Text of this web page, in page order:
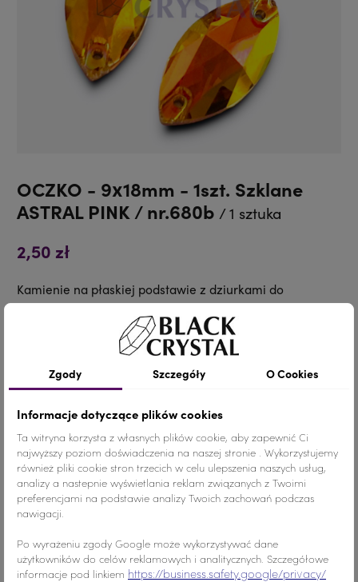
OCZKO - 9x18mm - 1szt. Szklane
ASTRAL PINK / nr.680b / 1 sztuka
2,50 zł
Kamienie na płaskiej podstawie z dziurkami do
przyszycia.
Szczegóły produktu
Kolor Pomarańczowy Złoty
Materiał Szkło
Ilość
Nr.Kategorii 680b
Zgody Szczegóły O Cookies
Informacje dotyczące plików cookies
Ta witryna korzysta z własnych plików cookie, aby zapewnić Ci
najwyższy poziom doświadczenia na naszej stronie . Wykorzystujemy
również pliki cookie stron trzecich w celu ulepszenia naszych usług,
analizy a nastepnie wyświetlania reklam związanych z Twoimi
preferencjami na podstawie analizy Twoich zachowań podczas
nawigacji.
Po wyrażeniu zgody Google może wykorzystywać dane
użytkowników do celów reklamowych i analitycznych. Szczegółowe
informacje pod linkiem https://business.safety.google/privacy/